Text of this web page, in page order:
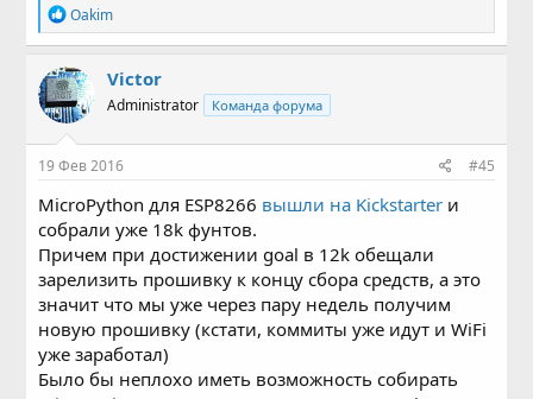
Р
е
а
к
ц
и
и
:
Oakim
Victor
Administrator Команда форума
19 Фев 2016 #45
MicroPython для ESP8266 вышли на Kickstarter и
собрали уже 18k фунтов.
Причем при достижении goal в 12k обещали
зарелизить прошивку к концу сбора средств, а это
значит что мы уже через пару недель получим
новую прошивку (кстати, коммиты уже идут и WiFi
уже заработал)
Было бы неплохо иметь возможность собирать